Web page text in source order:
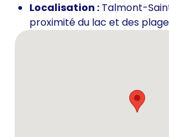
Localisation : Talmont-
proximité du lac et des